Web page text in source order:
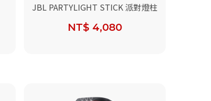
JBL PARTYLIGHT STICK 派對燈柱
NT$ 4,080